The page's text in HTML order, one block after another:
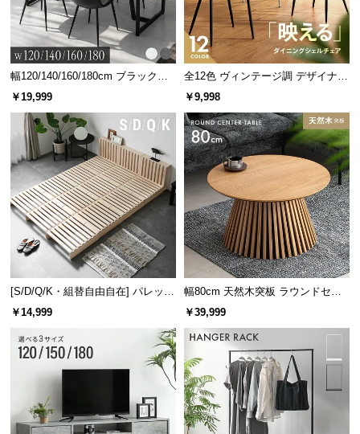
幅120/140/160/180cm ブラックフ
レーム ダイニング 大理石調 4人掛
￥19,999
全12色 ヴィンテージ調 デザイナー
ズシェルチェア
￥9,998
[S/D/Q/K・組替自由自在] パレット
ベッド 8/12/16枚セット
￥14,999
幅80cm 天然木突板 ラウンドセン
ターテーブル 美しい格子デザイン
￥39,999